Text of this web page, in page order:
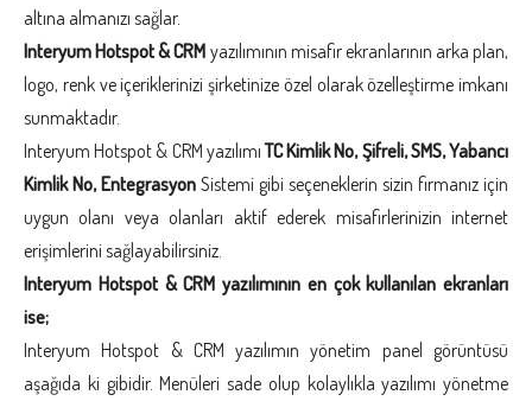
altına almanızı sağlar.
Interyum Hotspot & CRM yazılımının misafir ekranlarının arka plan,
logo, renk ve içeriklerinizi şirketinize özel olarak özelleştirme imkanı
sunmaktadır.
Interyum Hotspot & CRM yazılımıTC Kimlik No, Şifreli, SMS, Yabancı
Kimlik No, Entegrasyon Sistemi gibi seçeneklerin sizin firmanız için
uygun olanı veya olanları aktif ederek misafirlerinizin internet
erişimlerini sağlayabilirsiniz.
Interyum Hotspot & CRM yazılımının en çok kullanılan ekranları
ise;
Interyum Hotspot & CRM yazılımın yönetim panel görüntüsü
aşağıda ki gibidir. Menüleri sade olup kolaylıkla yazılımı yönetme